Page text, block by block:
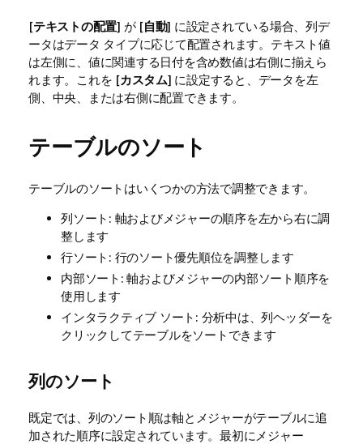
[テキストの配置] が [自動] に設定されている場合、列デ
ータはデータ タイプに応じて配置されます。テキスト値
は左側に、値に関連する日付を含め数値は右側に揃えら
れます。これを [カスタム] に設定すると、データを左
側、中央、または右側に配置できます。
テーブルのソート
テーブルのソートはいくつかの方法で調整できます。
列ソート: 軸およびメジャーの順序を左から右に調
整します
行ソート: 行のソート優先順位を調整します
内部ソート: 軸およびメジャーの内部ソート順序を
使用します
インタラクティブ ソート: 分析中は、列ヘッダーを
クリックしてテーブルをソートできます
列のソート
既定では、列のソート順は軸とメジャーがテーブルに追
加された順序に設定されています。最初にメジャー